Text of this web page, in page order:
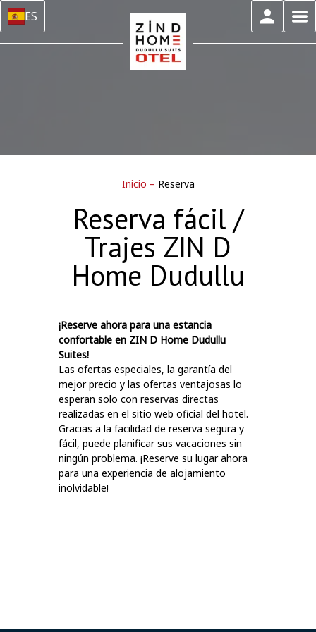
ES
Inicio – Reserva
Reserva fácil /
Trajes ZIN D
Home Dudullu
¡Reserve ahora para una estancia
confortable en ZIN D Home Dudullu
Suites!
Las ofertas especiales, la garantía del
mejor precio y las ofertas ventajosas lo
esperan solo con reservas directas
realizadas en el sitio web oficial del hotel.
Gracias a la facilidad de reserva segura y
fácil, puede planificar sus vacaciones sin
ningún problema. ¡Reserve su lugar ahora
para una experiencia de alojamiento
inolvidable!